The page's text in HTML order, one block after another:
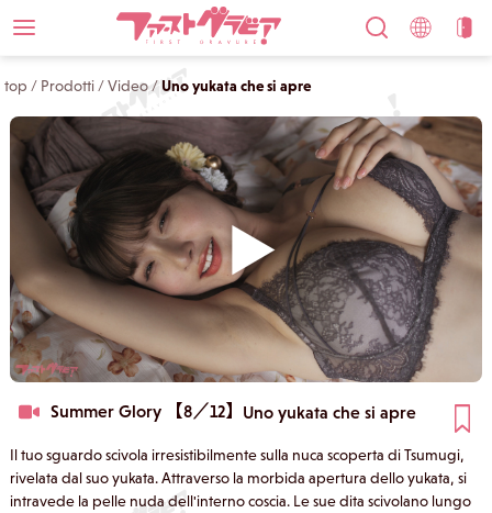
top / Prodotti /Video / Uno yukata che si apre
Summer Glory 【8／12】 Uno yukata che si apre
Il tuo sguardo scivola irresistibilmente sulla nuca scoperta di Tsumugi,
rivelata dal suo yukata. Attraverso la morbida apertura dello yukata, si
intravede la pelle nuda dell'interno coscia. Le sue dita scivolano lungo